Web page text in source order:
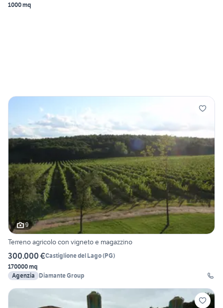
1000 mq
9
Terreno agricolo con vigneto e magazzino
300.000 €Castiglione del Lago(PG)
170000 mq
Agenzia
Diamante Group